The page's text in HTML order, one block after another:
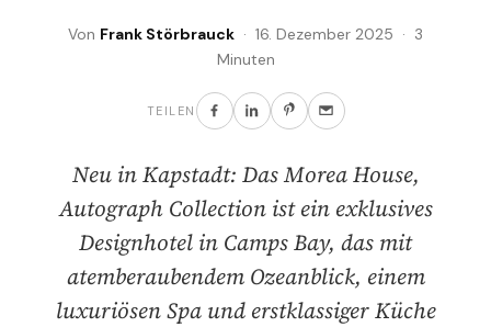
Von Frank Störbrauck · 16. Dezember 2025 · 3
Minuten
TEILEN
Neu in Kapstadt: Das Morea House,
Autograph Collection ist ein exklusives
Designhotel in Camps Bay, das mit
atemberaubendem Ozeanblick, einem
luxuriösen Spa und erstklassiger Küche